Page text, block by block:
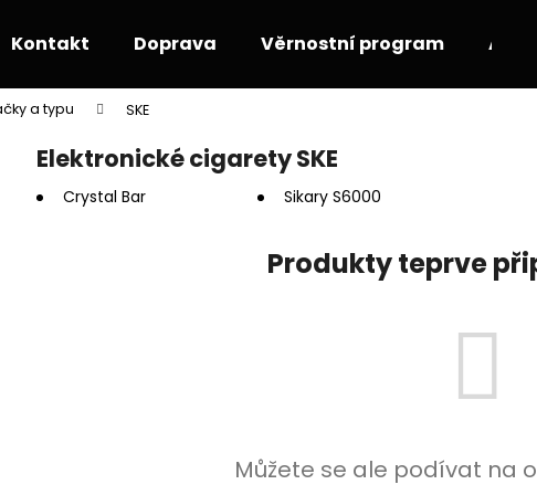
Kontakt Doprava Věrnostní program
a typu SKE
Elektronické cigarety SKE
Crystal Bar Sikary S6000
Produkty teprve
Můžete se ale podívat na
Co potřebujete najít?
HLEDAT